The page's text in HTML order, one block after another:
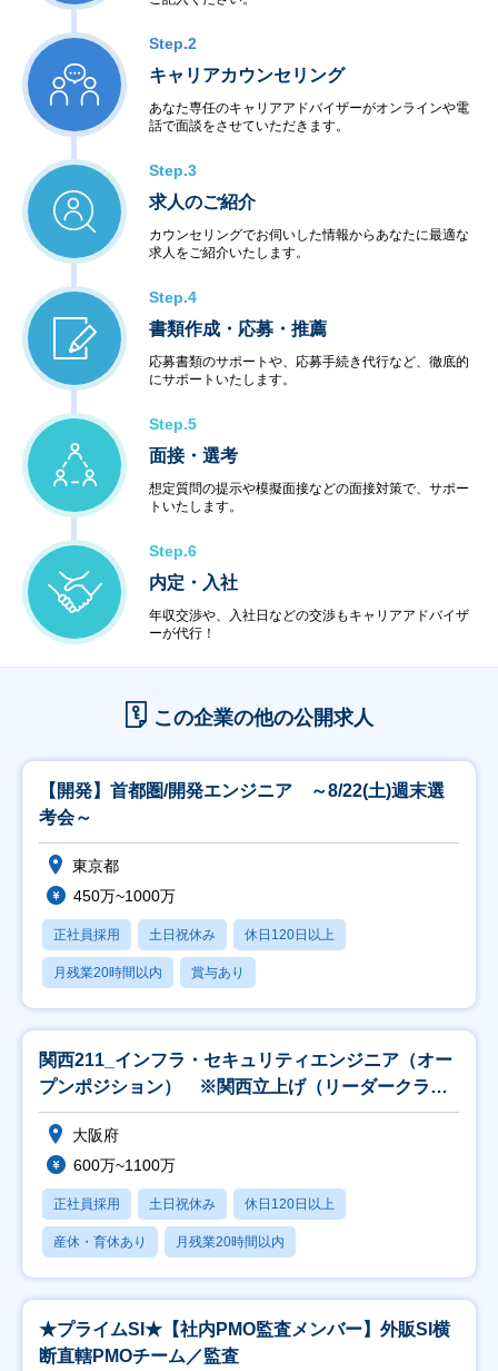
Step.2
キャリアカウンセリング
あなた専任のキャリアアドバイザーがオンラインや電
話で面談をさせていただきます。
Step.3
求人のご紹介
カウンセリングでお伺いした情報からあなたに最適な
求人をご紹介いたします。
Step.4
書類作成・応募・推薦
応募書類のサポートや、応募手続き代行など、徹底的
にサポートいたします。
Step.5
面接・選考
想定質問の提示や模擬面接などの面接対策で、サポー
トいたします。
Step.6
内定・入社
年収交渉や、入社日などの交渉もキャリアアドバイザ
ーが代行！
この企業の他の公開求人
【開発】首都圏/開発エンジニア ～8/22(土)週末選
考会～
東京都
450万~1000万
正社員採用 土日祝休み 休日120日以上
月残業20時間以内 賞与あり
関西211_インフラ・セキュリティエンジニア（オー
プンポジション） ※関西立上げ（リーダークラス
以上
大阪府
600万~1100万
正社員採用 土日祝休み 休日120日以上
産休・育休あり 月残業20時間以内
★プライムSI★【社内PMO監査メンバー】外販SI横
断直轄PMOチーム／監査